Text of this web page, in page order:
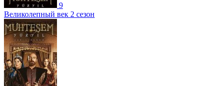
9
Великолепный век 2 сезон